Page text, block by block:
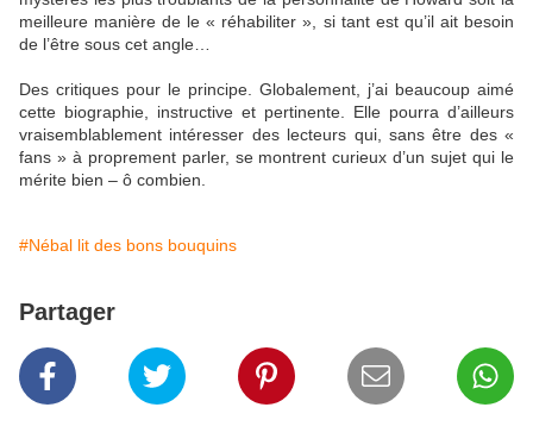
meilleure manière de le « réhabiliter », si tant est qu’il ait besoin
de l’être sous cet angle…
Des critiques pour le principe. Globalement, j’ai beaucoup aimé
cette biographie, instructive et pertinente. Elle pourra d’ailleurs
vraisemblablement intéresser des lecteurs qui, sans être des «
fans » à proprement parler, se montrent curieux d’un sujet qui le
mérite bien – ô combien.
#Nébal lit des bons bouquins
Partager